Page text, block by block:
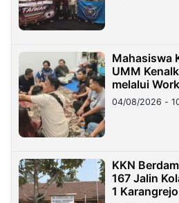
Mahasiswa
UMM
melalui
di Taiwan
04/08/2026 -
KKN
167 Jalin
1 Karangrejo